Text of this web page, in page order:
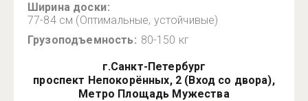
Ширина доски
77-84 см (Оптимальные, устойчивые)
Грузоподъемность
80-150 кг
г.Санкт-Петербург
проспект Непокорённых, 2 (Вход со двора),
Метро Площадь Мужества